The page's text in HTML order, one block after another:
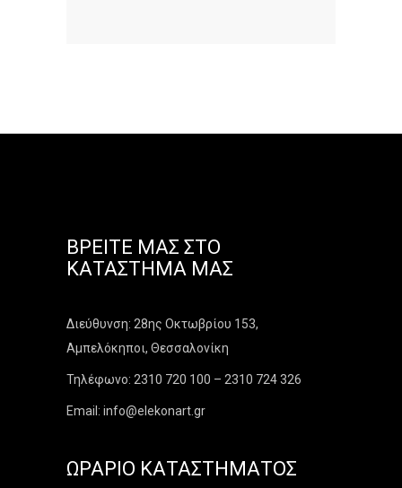
ΒΡΕΊΤΕ ΜΑΣ ΣΤΟ
ΚΑΤΆΣΤΗΜΑ ΜΑΣ
Διεύθυνση: 28ης Οκτωβρίου 153,
Αμπελόκηποι, Θεσσαλονίκη
Τηλέφωνο: 2310 720 100 – 2310 724 326
Email: info@elekonart.gr
ΩΡΆΡΙΟ ΚΑΤΑΣΤΉΜΑΤΟΣ